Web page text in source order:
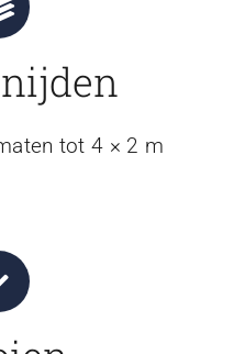
tot 4 × 2 m